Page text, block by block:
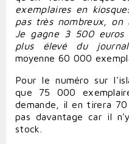
exemplaires en
pas très nombreux,
Je gagne 3 500
plus élevé du
moyenne 60 000
Pour le numéro sur
que 75 000
demande, il en tirera
pas davantage car il
stock.